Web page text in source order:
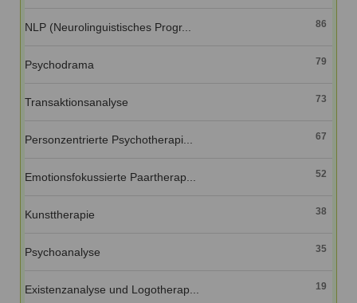
NLP (Neurolinguistisches Progr... 86
Psychodrama 79
Transaktionsanalyse 73
Personzentrierte Psychotherapi... 67
Emotionsfokussierte Paartherap... 52
Kunsttherapie 38
Psychoanalyse 35
Existenzanalyse und Logotherap... 19